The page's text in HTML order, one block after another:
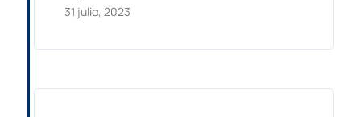
31 julio, 2023